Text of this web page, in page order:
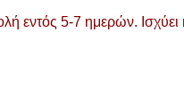
5-7 ημερών. Ισχύει